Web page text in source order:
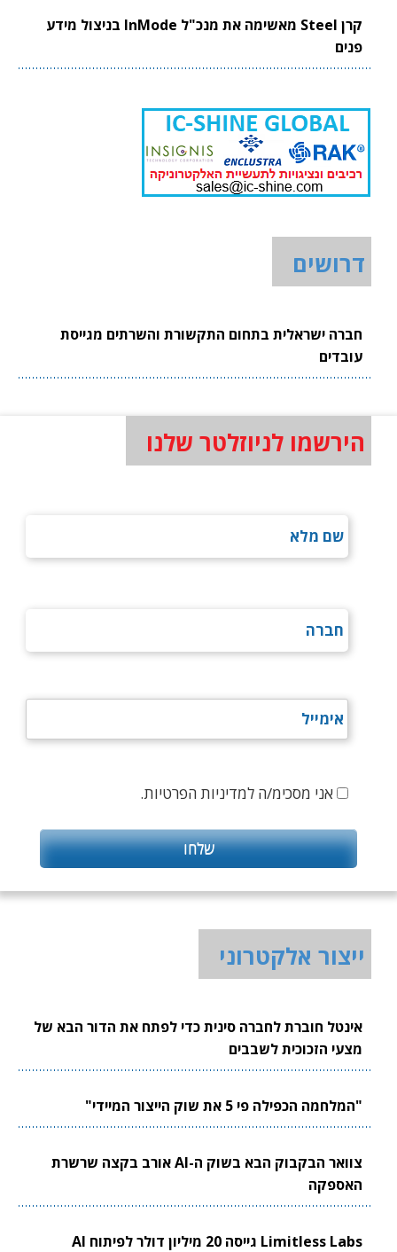
קרן Steel מאשימה את מנכ"ל InMode בניצול מידע
פנים
דרושים
חברה ישראלית בתחום התקשורת והשרתים מגייסת
עובדים
הירשמו לניוזלטר שלנו
אני מסכימ/ה למדיניות הפרטיות.
ייצור אלקטרוני
אינטל חוברת לחברה סינית כדי לפתח את הדור הבא של
מצעי הזכוכית לשבבים
"המלחמה הכפילה פי 5 את שוק הייצור המיידי"
צוואר הבקבוק הבא בשוק ה-AI אורב בקצה שרשרת
האספקה
Limitless Labs גייסה 20 מיליון דולר לפיתוח AI